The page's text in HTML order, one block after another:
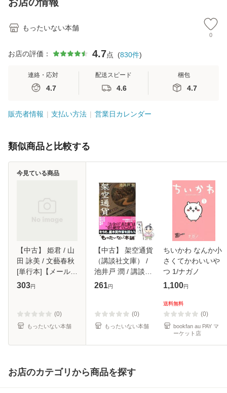
堂 [単行
もったいない本舗
0
お店の評価： 4.7点 (830件)
連絡・応対
4.7
配送スピード
4.6
梱包
4.7
販売者情報 支払い方法 営業日カレンダー
類似商品と比較する
【中古】 姫君 / 山
田 詠美 / 文藝春秋
[単行本]【メール便
送料無料】
303円
(0)
もったいない本舗
今見ている商品
【中古】 架空通貨
（講談社文庫） /
池井戸 潤 / 講談社
[文庫]【メール便送
261円
(0)
もったいない本舗
ちいかわ なんか小
さくてかわいいや
つ 1/ナガノ
1,100円
送料無料
(0)
bookfan au PAY マ
ーケット店
お店のカテゴリから商品を探す